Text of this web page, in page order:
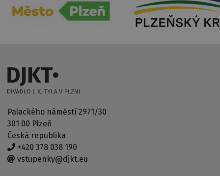
Palackého náměstí 2971/30
301 00 Plzeň
Česká republika
+420 378 038 190
vstupenky@djkt.eu